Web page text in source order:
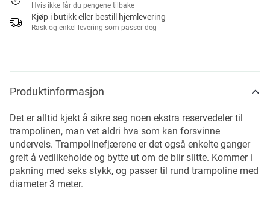
Hvis ikke får du pengene tilbake
Kjøp i butikk eller bestill hjemlevering
Rask og enkel levering som passer deg
Produktinformasjon
Det er alltid kjekt å sikre seg noen ekstra reservedeler til
trampolinen, man vet aldri hva som kan forsvinne
underveis. Trampolinefjærene er det også enkelte ganger
greit å vedlikeholde og bytte ut om de blir slitte. Kommer i
pakning med seks stykk, og passer til rund trampoline med
diameter 3 meter.